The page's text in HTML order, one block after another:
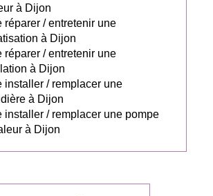
à Dijon
réparer / entretenir une
à Dijon
réparer / entretenir une
à Dijon
installer / remplacer une
à Dijon
installer / remplacer une pompe
à Dijon